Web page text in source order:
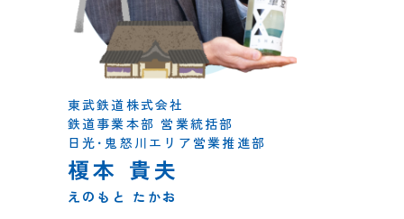
東武鉄道株式会社
鉄道事業本部 営業統括部
日光･鬼怒川エリア営業推進部
榎本 貴夫
えのもと たかお